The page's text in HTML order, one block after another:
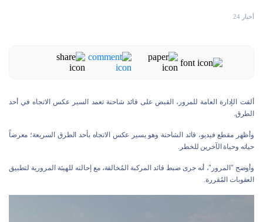
أخبار 24
ألقت الإدارة العامة للمرور، القبض على قائد شاحنة تعمد السير عكس الاتجاه في أحد
الطرق.
وأظهر مقطع فيديو، قائد الشاحنة وهو يسير عكس الاتجاه بأحد الطرق السريعة؛ معرضاً
حياته وحياة الآخرين للخطر.
وأوضح "المرور"، أنه جرى ضبط قائد المركبة المُخالفة، مع إحالته للهيئة المرورية لتطبيق
العقوبات المُقررة.